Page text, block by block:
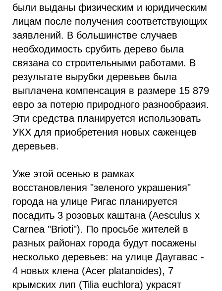
были выданы физическим и юридическим
лицам после получения соответствующих
заявлений. В большинстве случаев
необходимость срубить дерево была
связана со строительными работами. В
результате вырубки деревьев была
выплачена компенсация в размере 15 879
евро за потерю природного разнообразия.
Эти средства планируется использовать
УКХ для приобретения новых саженцев
деревьев.
Уже этой осенью в рамках
восстановления "зеленого украшения"
города на улице Ригас планируется
посадить 3 розовых каштана (Aesculus x
Carnea "Brioti"). По просьбе жителей в
разных районах города будут посажены
несколько деревьев: на улице Даугавас -
4 новых клена (Acer platanoides), 7
крымских лип (Tilia euchlora) украсят